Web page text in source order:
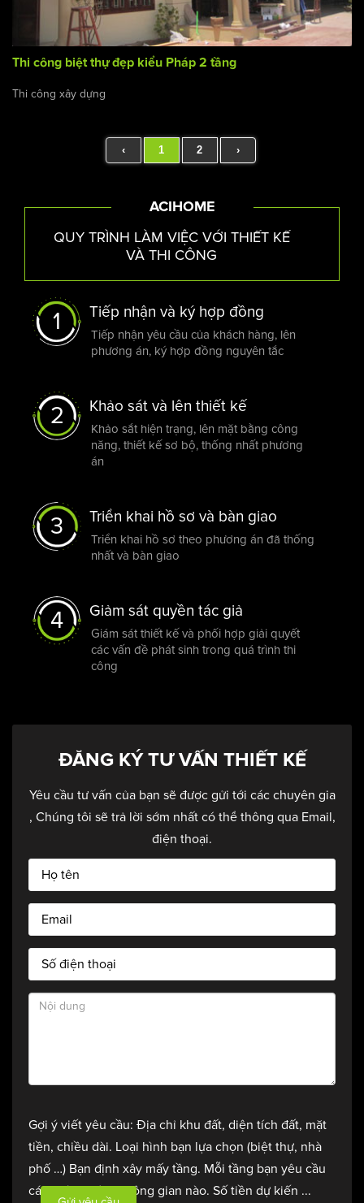
Thi công biệt thự đẹp kiểu Pháp 2 tầng
Thi công xây dựng
‹ 1 2 ›
ACIHOME
QUY TRÌNH LÀM VIỆC VỚI THIẾT KẾ
VÀ THI CÔNG
1 Tiếp nhận và ký hợp đồng
Tiếp nhận yêu cầu của khách hàng, lên
phương án, ký hợp đồng nguyên tắc
2 Khảo sát và lên thiết kế
Khảo sắt hiện trạng, lên mặt bằng công
năng, thiết kế sơ bộ, thống nhất phương
án
3 Triển khai hồ sơ và bàn giao
Triển khai hồ sơ theo phương án đã thống
nhất và bàn giao
4 Giảm sát quyền tác giả
Giám sát thiết kế và phối hợp giải quyết
các vấn đề phát sinh trong quá trình thi
công
ĐĂNG KÝ TƯ VẤN THIẾT KẾ
Yêu cầu tư vấn của bạn sẽ được gửi tới các chuyên gia
, Chúng tôi sẽ trả lời sớm nhất có thể thông qua Email,
điện thoại.
Gợi ý viết yêu cầu: Địa chỉ khu đất, diện tích đất, mặt
tiền, chiều dài. Loại hình bạn lựa chọn (biệt thự, nhà
phố …) Bạn định xây mấy tầng. Mỗi tầng bạn yêu cầu
các phòng nào, không gian nào. Số tiền dự kiến ...